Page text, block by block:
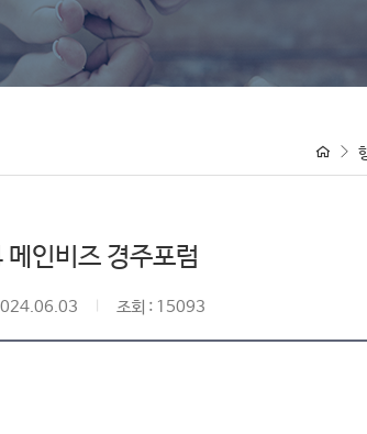
인비즈 경주포럼
조회 : 15093